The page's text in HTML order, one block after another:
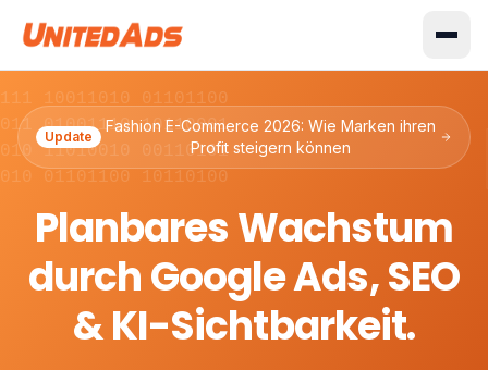
10011010 01101100
01001110 10110001
11010010 00110101
01101100 10110100
Update
Fashion E-Commerce 2026: Wie Marken ihren
Profit steigern können
Planbares Wachstum
durch Google Ads, SEO
& KI-Sichtbarkeit.